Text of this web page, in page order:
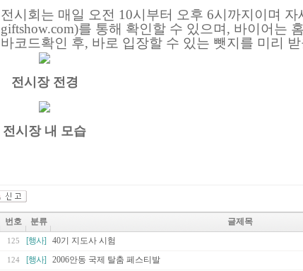
전시회는 매일 오전 10시부터 오후 6시까지이며
giftshow.com)를 통해 확인할 수 있으며, 바이어는
바코드확인 후, 바로 입장할 수 있는 뺏지를 미리
전시장 전경
전시장 내 모습
번호 분류 글제목
125 [행사] 40기 지도사 시험
124 [행사] 2006안동 국제 탈춤 페스티발